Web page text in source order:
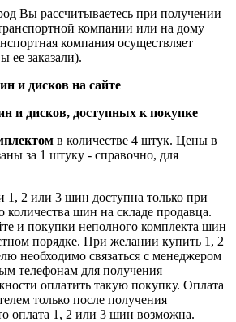
Вы рассчитываетесь при получении
компании или на дому
компания осуществляет
ее заказали).
и дисков на сайте
и дисков, доступных к покупке
в количестве 4 штук. Цены в
за 1 штуку - справочно, для
1, 2 или 3 шин доступна только при
количества шин на складе продавца.
и покупки неполного комплекта шин
порядке. При желании купить 1, 2
необходимо связаться с менеджером
телефонам для получения
оплатить такую покупку. Оплата
только после получения
оплата 1, 2 или 3 шин возможна.